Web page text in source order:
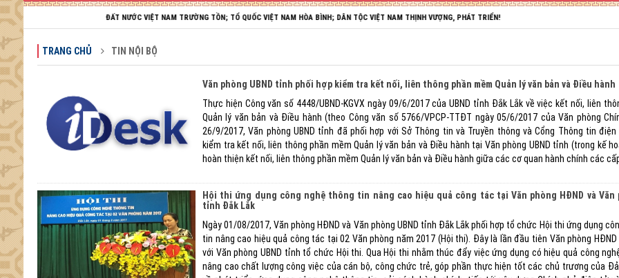
ĐẤT NƯỚC VIỆT NAM TRƯỜNG TỒN; TỔ QUỐC VIỆT NAM HÒA BÌNH; DÂN TỘC VIỆT NAM THỊNH VƯỢNG, PHÁT TRIỂN!
TRANG CHỦ TIN NỘI BỘ
Văn phòng UBND tỉnh phối hợp kiểm tra kết nối, liên thông phần mềm Quản lý văn bản và Điều hành
Thực hiện Công văn số 4448/UBND-KGVX ngày 09/6/2017 của UBND tỉnh Đắk Lắk về việc kết nối, liên
Quản lý văn bản và Điều hành (theo Công văn số 5766/VPCP-TTĐT ngày 05/6/2017 của Văn phòng
26/9/2017, Văn phòng UBND tỉnh đã phối hợp với Sở Thông tin và Truyền thông và Cổng Thông tin
kiểm tra kết nối, liên thông phần mềm Quản lý văn bản và Điều hành tại Văn phòng UBND tỉnh (trong kế
hoàn thiện kết nối, liên thông phần mềm Quản lý văn bản và Điều hành giữa các cơ quan hành chính các
Hội thi ứng dụng công nghệ thông tin nâng cao hiệu quả công tác tại Văn phòng HĐND và Văn
tỉnh Đắk Lắk
Ngày 01/08/2017, Văn phòng HĐND và Văn phòng UBND tỉnh Đắk Lắk phối hợp tổ chức Hội thi ứng dụng
tin nâng cao hiệu quả công tác tại 02 Văn phòng năm 2017 (Hội thi). Đây là lần đầu tiên Văn phòng
với Văn phòng UBND tỉnh tổ chức Hội thi. Qua Hội thi nhằm thúc đẩy việc ứng dụng có hiệu quả công
nâng cao chất lượng công việc của cán bộ, công chức trẻ, góp phần thực hiện tốt các chủ trương của